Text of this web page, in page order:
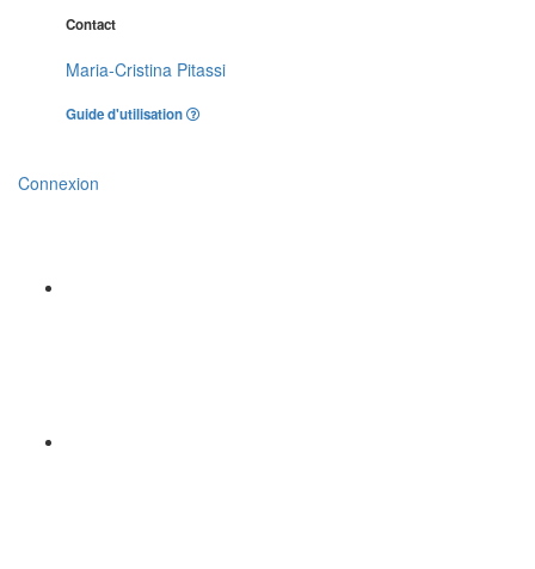
Contact
Maria-Cristina Pitassi
Guide d'utilisation
Connexion